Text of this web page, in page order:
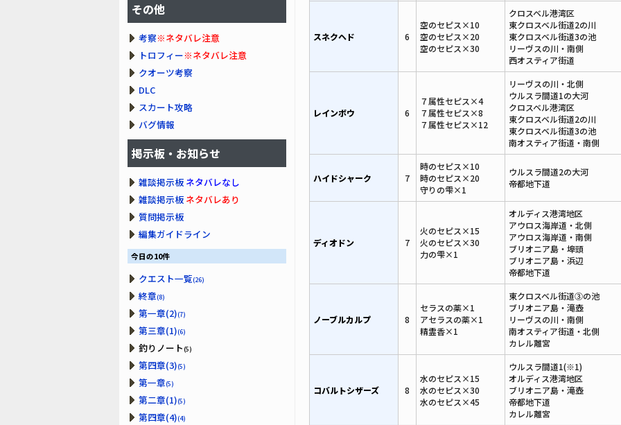
スネクヘド 6
空のセピス×10
空のセピス×20
空のセピス×30
クロスベル港湾区
東クロスベル街道2の川
東クロスベル街道3の池
リーヴスの川・南側
西オスティア街道
レインボウ 6
７属性セピス×4
７属性セピス×8
７属性セピス×12
リーヴスの川・北側
ウルスラ間道1の大河
クロスベル港湾区
東クロスベル街道2の川
東クロスベル街道3の池
南オスティア街道・南側
ハイドシャーク 7
時のセピス×10
時のセピス×20
守りの雫×1
ウルスラ間道2の大河
帝都地下道
ディオドン 7
火のセピス×15
火のセピス×30
力の雫×1
オルディス港湾地区
アウロス海岸道・北側
アウロス海岸道・南側
ブリオニア島・埠頭
ブリオニア島・浜辺
帝都地下道
ノーブルカルプ 8
セラスの薬×1
アセラスの薬×1
精霊香×1
東クロスベル街道③の池
ブリオニア島・滝壺
リーヴスの川・南側
南オスティア街道・北側
カレル離宮
コバルトシザーズ 8
水のセピス×15
水のセピス×30
水のセピス×45
ウルスラ間道1(※1)
オルディス港湾地区
ブリオニア島・滝壺
帝都地下道
カレル離宮
その他
考察※ネタバレ注意
トロフィー※ネタバレ注意
クオーツ考察
DLC
スカート攻略
バグ情報
掲示板・お知らせ
雑談掲示板 ネタバレなし
雑談掲示板 ネタバレあり
質問掲示板
編集ガイドライン
今日の10件
クエスト一覧(26)
終章(8)
第一章(2)(7)
第三章(1)(6)
釣りノート (5)
第四章(3)(5)
第一章(5)
第二章(1)(5)
第四章(4)(4)